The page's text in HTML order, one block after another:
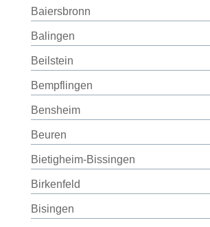
Baiersbronn
Balingen
Beilstein
Bempflingen
Bensheim
Beuren
Bietigheim-Bissingen
Birkenfeld
Bisingen